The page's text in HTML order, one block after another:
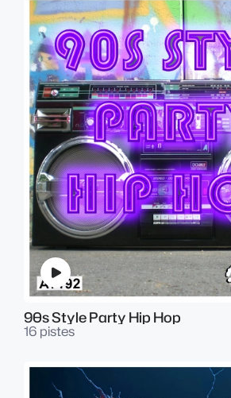
90s Style Party Hip Hop
16 pistes